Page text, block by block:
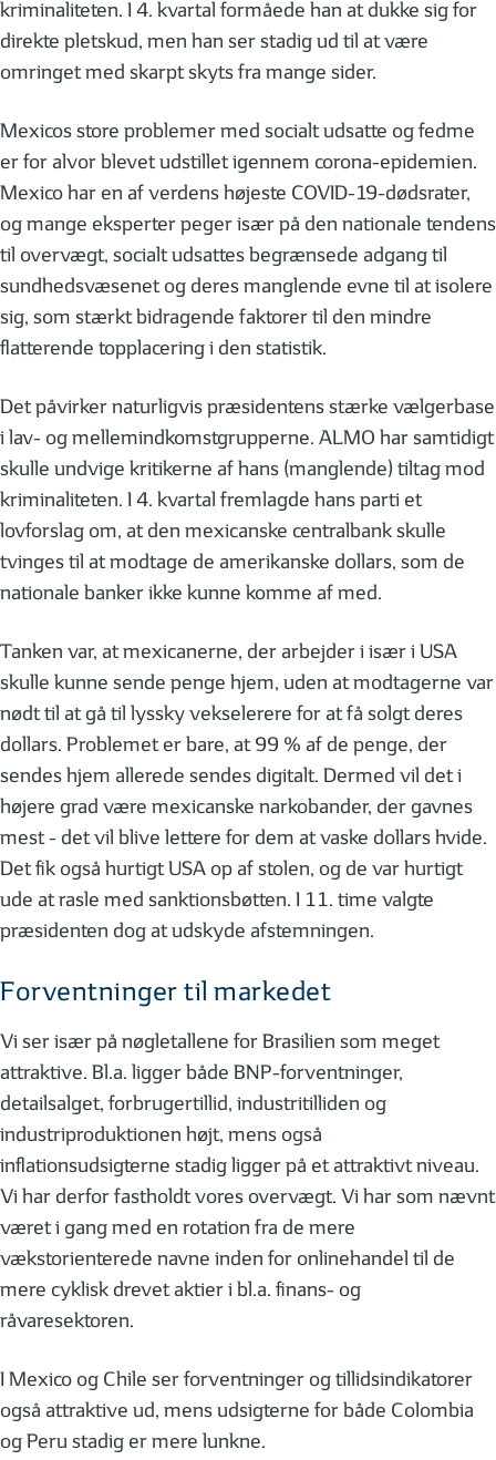
kriminaliteten. I 4. kvartal formåede han at dukke sig for
direkte pletskud, men han ser stadig ud til at være
omringet med skarpt skyts fra mange sider.
Mexicos store problemer med socialt udsatte og fedme
er for alvor blevet udstillet igennem corona-epidemien.
Mexico har en af verdens højeste COVID-19-dødsrater,
og mange eksperter peger især på den nationale tendens
til overvægt, socialt udsattes begrænsede adgang til
sundhedsvæsenet og deres manglende evne til at isolere
sig, som stærkt bidragende faktorer til den mindre
flatterende topplacering i den statistik.
Det påvirker naturligvis præsidentens stærke vælgerbase
i lav- og mellemindkomstgrupperne. ALMO har samtidigt
skulle undvige kritikerne af hans (manglende) tiltag mod
kriminaliteten. I 4. kvartal fremlagde hans parti et
lovforslag om, at den mexicanske centralbank skulle
tvinges til at modtage de amerikanske dollars, som de
nationale banker ikke kunne komme af med.
Tanken var, at mexicanerne, der arbejder i især i USA
skulle kunne sende penge hjem, uden at modtagerne var
nødt til at gå til lyssky vekselerere for at få solgt deres
dollars. Problemet er bare, at 99 % af de penge, der
sendes hjem allerede sendes digitalt. Dermed vil det i
højere grad være mexicanske narkobander, der gavnes
mest - det vil blive lettere for dem at vaske dollars hvide.
Det fik også hurtigt USA op af stolen, og de var hurtigt
ude at rasle med sanktionsbøtten. I 11. time valgte
præsidenten dog at udskyde afstemningen.
Forventninger til markedet
Vi ser især på nøgletallene for Brasilien som meget
attraktive. Bl.a. ligger både BNP-forventninger,
detailsalget, forbrugertillid, industritilliden og
industriproduktionen højt, mens også
inflationsudsigterne stadig ligger på et attraktivt niveau.
Vi har derfor fastholdt vores overvægt. Vi har som nævnt
været i gang med en rotation fra de mere
vækstorienterede navne inden for onlinehandel til de
mere cyklisk drevet aktier i bl.a. finans- og
råvaresektoren.
I Mexico og Chile ser forventninger og tillidsindikatorer
også attraktive ud, mens udsigterne for både Colombia
og Peru stadig er mere lunkne.